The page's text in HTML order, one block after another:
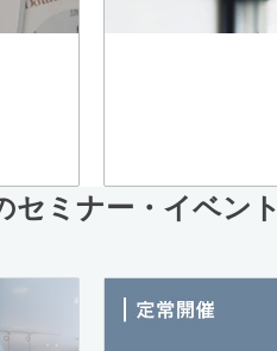
セミナー・イベント